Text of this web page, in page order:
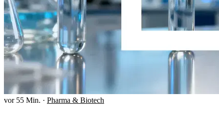
vor 55 Min. · Pharma & Biotech